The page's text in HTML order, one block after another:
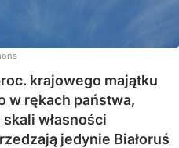
krajowego majątku
w rękach państwa,
własności
jedynie Białoruś